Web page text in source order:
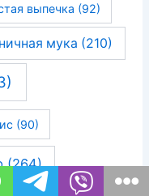
выпечка (92)
мука (210)
(90)
(264)